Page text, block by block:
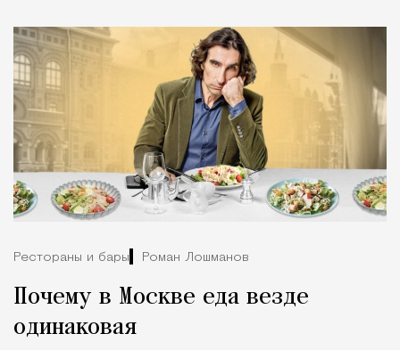
Рестораны и бары Роман Лошманов
Почему в Москве еда везде
одинаковая